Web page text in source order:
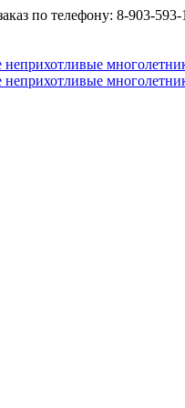
по телефону: 8-903-593-